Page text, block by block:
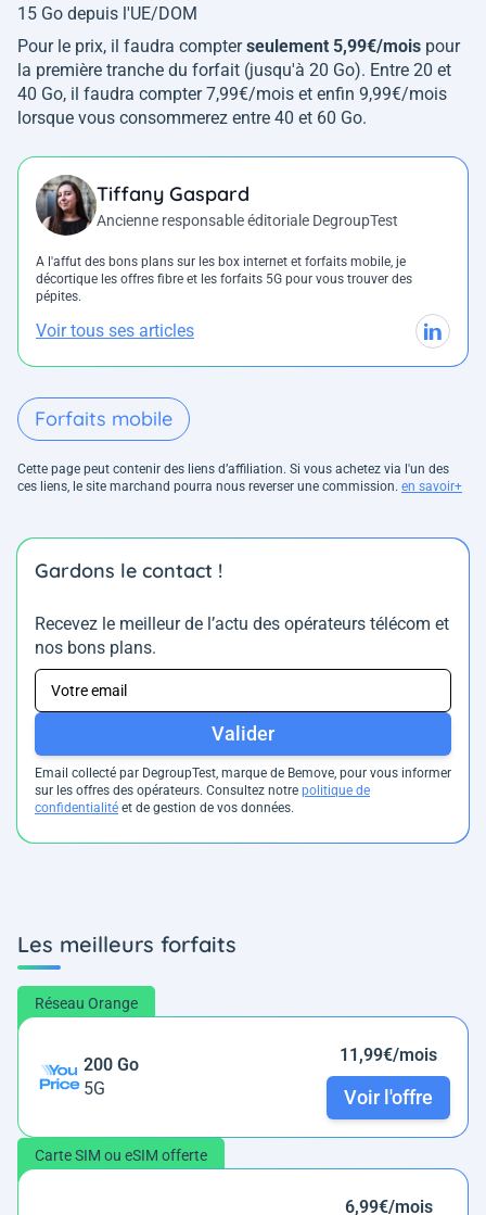
15 Go depuis l'UE/DOM
Pour le prix, il faudra compterseulement 5,99€/mois pour
la première tranche du forfait (jusqu'à 20 Go). Entre 20 et
40 Go, il faudra compter 7,99€/mois et enfin 9,99€/mois
lorsque vous consommerez entre 40 et 60 Go.
Tiffany Gaspard
Ancienne responsable éditoriale DegroupTest
A l'affut des bons plans sur les box internet et forfaits mobile, je
décortique les offres fibre et les forfaits 5G pour vous trouver des
pépites.
Voir tous ses articles
Forfaits mobile
Cette page peut contenir des liens d’affiliation. Si vous achetez via l'un des
ces liens, le site marchand pourra nous reverser une commission. en savoir+
Gardons le contact !
Recevez le meilleur de l’actu des opérateurs télécom et
nos bons plans.
Valider
Email collecté par DegroupTest, marque de Bemove, pour vous informer
sur les offres des opérateurs. Consultez notre politique de
confidentialité et de gestion de vos données.
Les meilleurs forfaits
Réseau Orange
200 Go
5G
11,99€/mois
Voir l'offre
Carte SIM ou eSIM offerte
6,99€/mois